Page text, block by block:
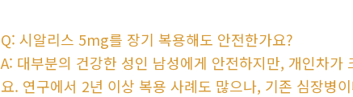
Q: 시알리스 5mg를 장기 복용해도 안전한가요?
A: 대부분의 건강한 성인 남성에게 안전하지만, 개인차
요. 연구에서 2년 이상 복용 사례도 많으나, 기존 심장병